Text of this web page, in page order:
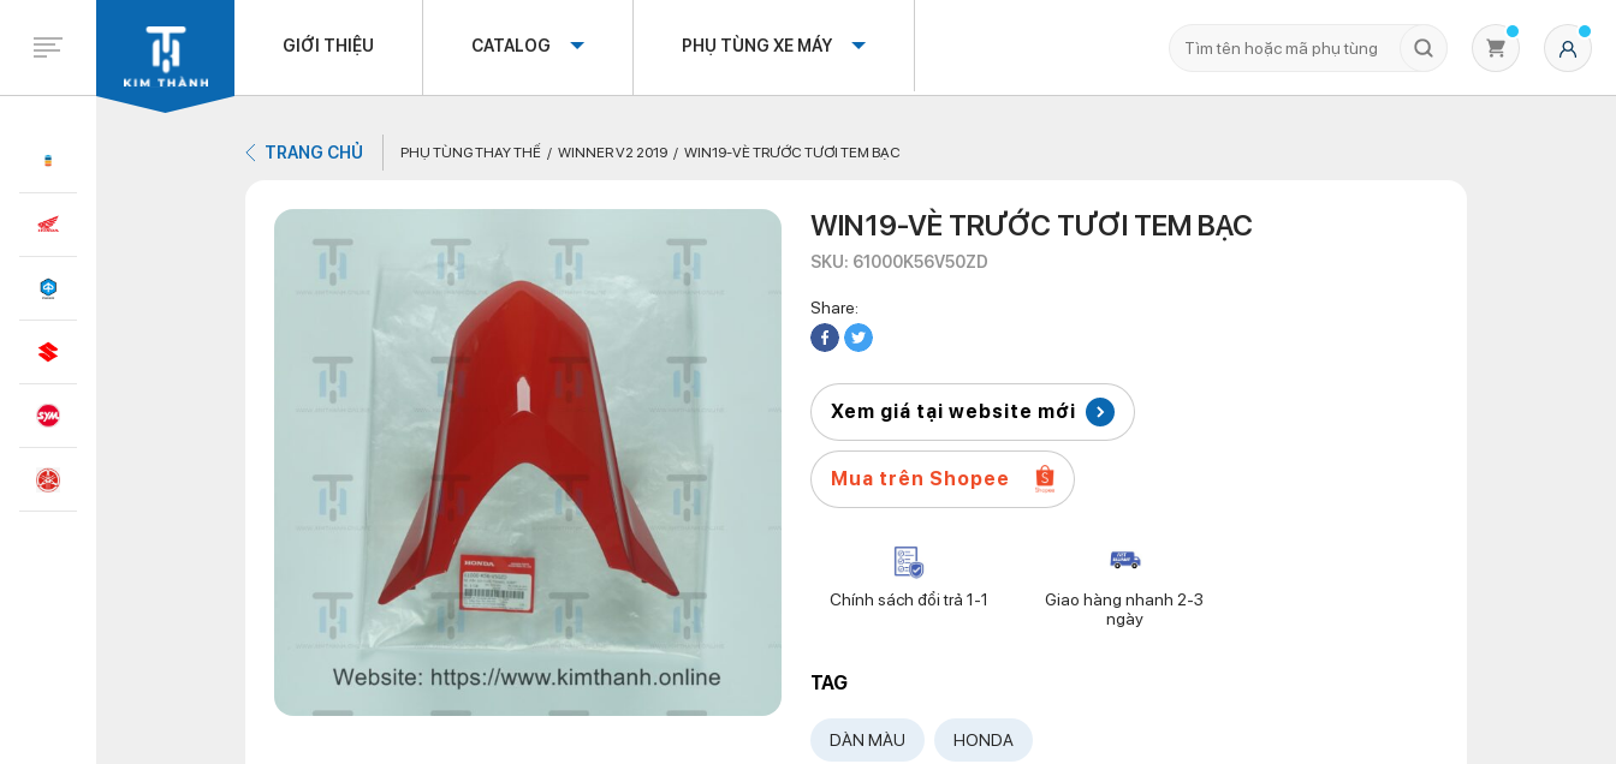
GIỚI THIỆU CATALOG PHỤ TÙNG XE MÁY
TRANG CHỦ PHỤ TÙNG THAY THẾ WINNER V2 2019 WIN19-VÈ TRƯỚC TƯƠI TEM BẠC
WIN19-VÈ TRƯỚC TƯƠI TEM BẠC
SKU: 61000K56V50ZD
Share:
Xem giá tại website mới
Mua trên Shopee
Chính sách đổi trả 1-1
Giao hàng nhanh 2-3
ngày
TAG
DÀN MÀU HONDA